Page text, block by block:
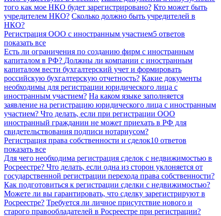
того как мое НКО будет зарегистрировано? Кто может быть
учредителем НКО? Сколько должно быть учредителей в
НКО?
Регистрация ООО с иностранным участием5 ответов
показать все
Есть ли ограничения по созданию фирм с иностранным
капиталом в РФ? Должны ли компании с иностранным
капиталом вести бухгалтерский учет и формировать
российскую бухгалтерскую отчетность? Какие документы
необходимы для регистрации юридического лица с
иностранным участием? На каком языке заполняется
заявление на регистрацию юридического лица с иностранным
участием? Что делать, если при регистрации ООО
иностранный гражданин не может приехать в РФ для
свидетельствования подписи нотариусом?
Регистрация права собственности и сделок10 ответов
показать все
Для чего необходима регистрация сделок с недвижимостью в
Росреестре? Что делать, если одна из сторон уклоняется от
государственной регистрации перехода права собственности?
Как подготовиться к регистрации сделки с недвижимостью?
Можете ли вы гарантировать, что сделку зарегистрируют в
Росреестре? Требуется ли личное присутствие нового и
старого правообладателей в Росреестре при регистрации?